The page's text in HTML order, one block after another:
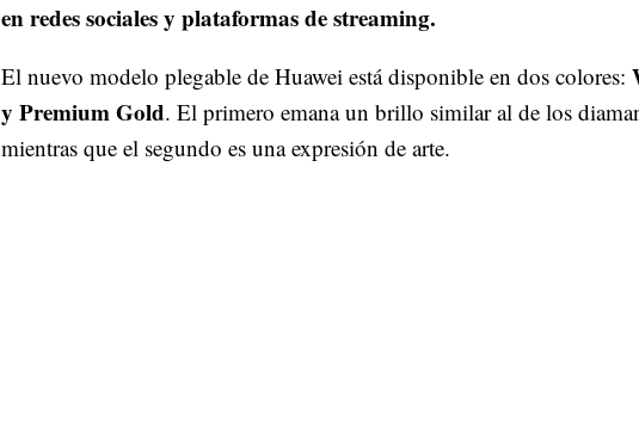
en redes sociales y plataformas de streaming.
El nuevo modelo plegable de Huawei está disponible en dos colores:
y Premium Gold. El primero emana un brillo similar al de los
mientras que el segundo es una expresión de arte.